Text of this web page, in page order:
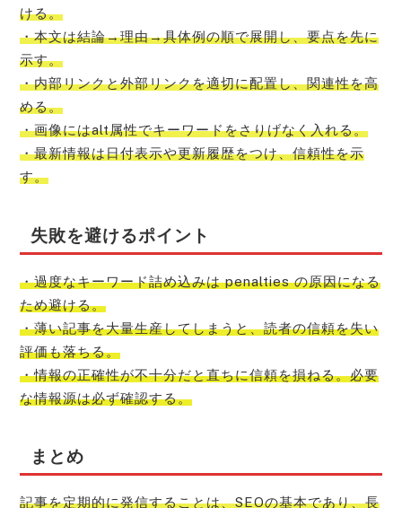
ける。
・本文は結論→理由→具体例の順で展開し、要点を先に
示す。
・内部リンクと外部リンクを適切に配置し、関連性を高
める。
・画像にはalt属性でキーワードをさりげなく入れる。
・最新情報は日付表示や更新履歴をつけ、信頼性を示
す。
失敗を避けるポイント
・過度なキーワード詰め込みは penalties の原因になる
ため避ける。
・薄い記事を大量生産してしまうと、読者の信頼を失い
評価も落ちる。
・情報の正確性が不十分だと直ちに信頼を損ねる。必要
な情報源は必ず確認する。
まとめ
記事を定期的に発信することは、SEOの基本であり、長